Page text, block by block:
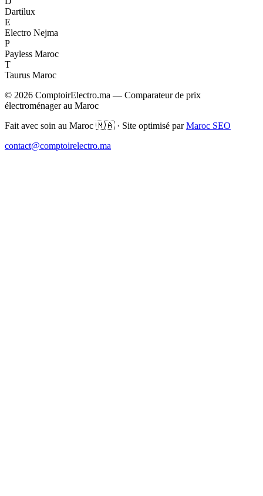
Dartilux
E
Electro Nejma
P
Payless Maroc
T
Taurus Maroc
© 2026 ComptoirElectro.ma — Comparateur de prix
électroménager au Maroc
Fait avec soin au Maroc 🇲🇦 · Site optimisé parMaroc SEO
contact@comptoirelectro.ma